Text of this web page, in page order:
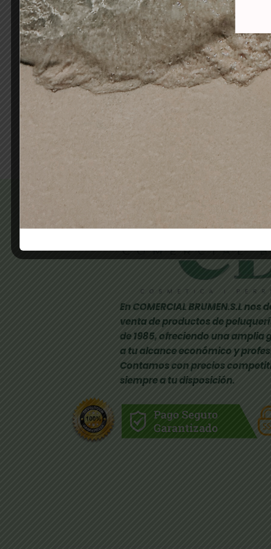
MONTIBELLO KERATIN ENERGY
SHAMPOO 1000ml
26,80€21,10€
Añadir al carrito
En COMERCIAL BRUMEN.S.L
venta de productos de
de 1985, ofreciendo una amplia
a tu alcance económico y
Contamos con precios
siempre a tu disposición.